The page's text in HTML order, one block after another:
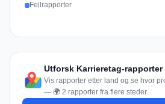
Feilrapporter
Utforsk Karrieretag-
Vis rapporter etter land og se hvor
— 🌍 2 rapporter fra flere steder